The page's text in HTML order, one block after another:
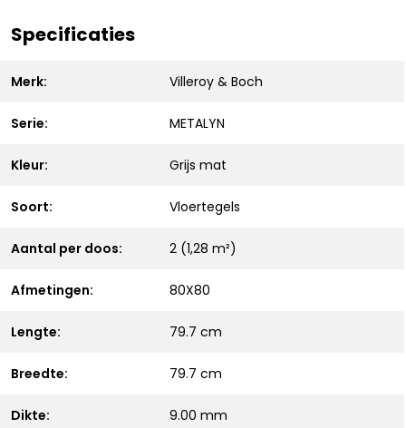
Specificaties
Merk: Villeroy & Boch
Serie: METALYN
Kleur: Grijs mat
Soort: Vloertegels
Aantal per doos: 2 (1,28 m²)
Afmetingen: 80X80
Lengte: 79.7 cm
Breedte: 79.7 cm
Dikte: 9.00 mm